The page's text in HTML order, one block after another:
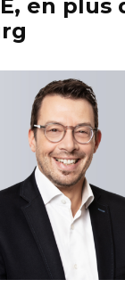
en plus